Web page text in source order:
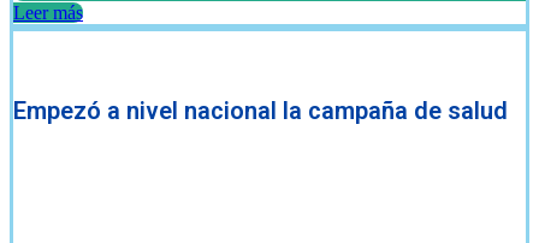
Leer más
Empezó a nivel nacional la campaña de salud